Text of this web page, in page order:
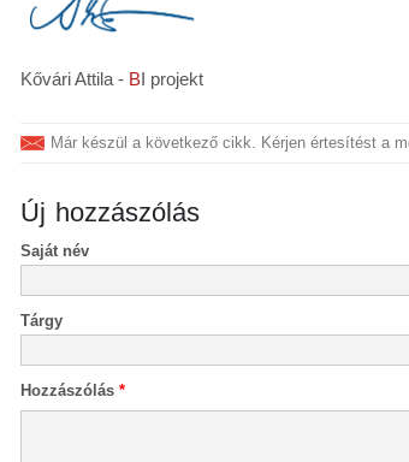
Kővári Attila - BI projekt
Már készül a következő cikk. Kérjen értesítést a
Új hozzászólás
Saját név
Tárgy
Hozzászólás *